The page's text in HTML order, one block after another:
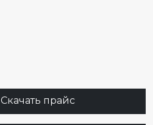
Скачать прайс